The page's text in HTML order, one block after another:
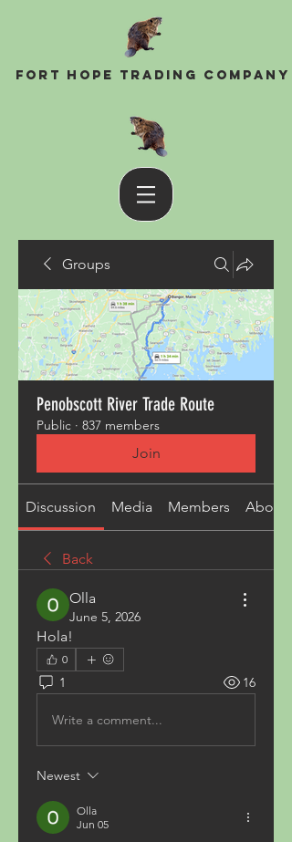
Fort Hope Trading Company
Groups
Penobscott River Trade Route
Public · 837 members
Join
Discussion Media Members About
Back
Olla
June 5, 2026
Hola!
0
1 16
Write a comment...
Newest
Olla
Jun 05